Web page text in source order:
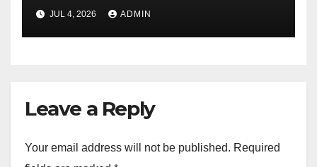
JUL 4, 2026 ADMIN
Leave a Reply
Your email address will not be published. Required